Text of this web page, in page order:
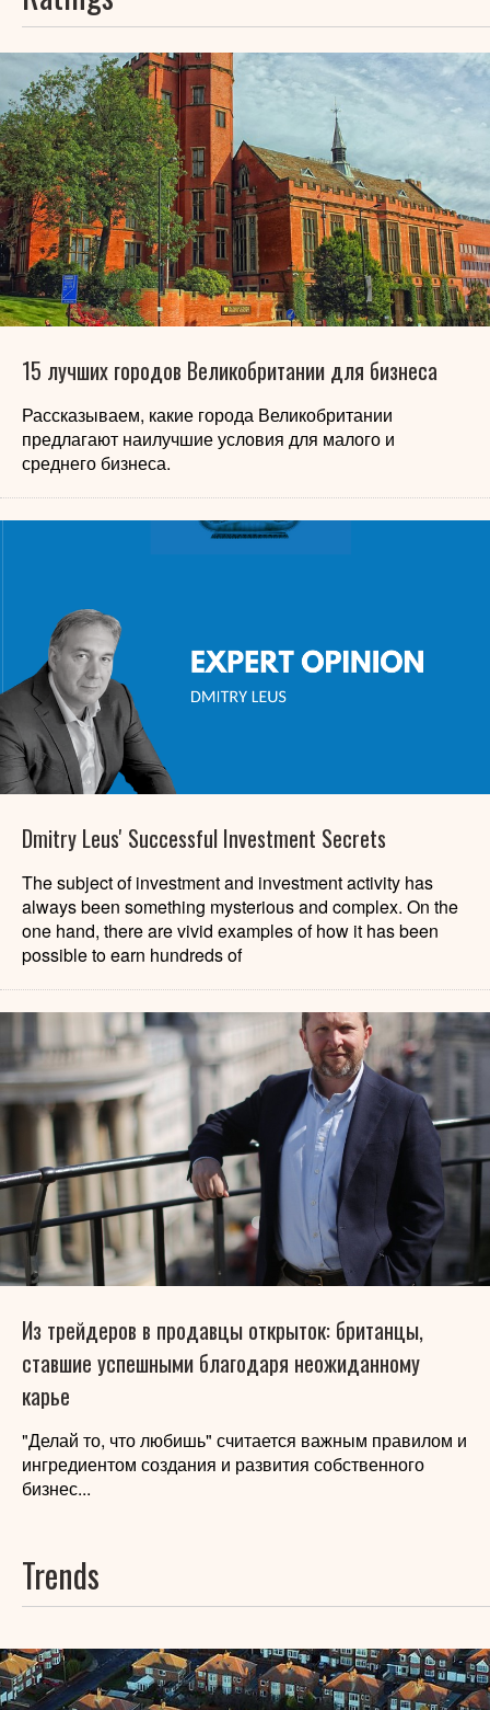
15 лучших городов Великобритании для бизнеса
Рассказываем, какие города Великобритании
предлагают наилучшие условия для малого и
среднего бизнеса.
Dmitry Leus' Successful Investment Secrets
The subject of investment and investment activity has
always been something mysterious and complex. On the
one hand, there are vivid examples of how it has been
possible to earn hundreds of
Из трейдеров в продавцы открыток: британцы,
ставшие успешными благодаря неожиданному
карье
"Делай то, что любишь" считается важным правилом и
ингредиентом создания и развития собственного
бизнес...
Trends